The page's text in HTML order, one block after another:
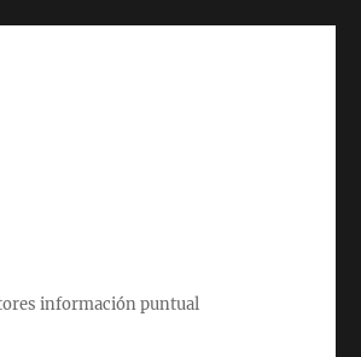
información puntual